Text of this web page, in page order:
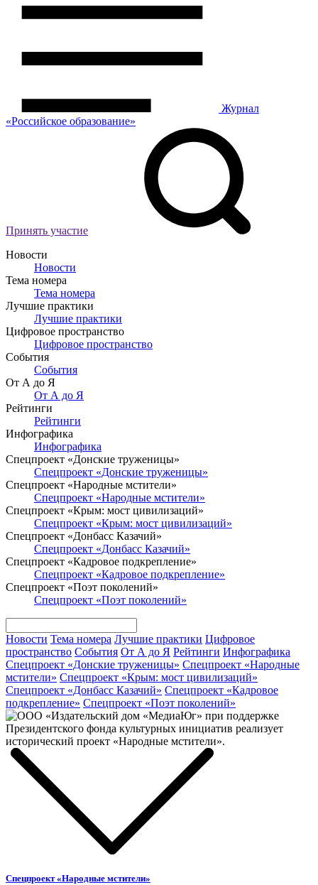
Журнал
«Российское образование»
Принять участие
Новости
Новости
Тема номера
Тема номера
Лучшие практики
Лучшие практики
Цифровое пространство
Цифровое пространство
События
События
От А до Я
От А до Я
Рейтинги
Рейтинги
Инфографика
Инфографика
Спецпроект «Донские труженицы»
Спецпроект «Донские труженицы»
Спецпроект «Народные мстители»
Спецпроект «Народные мстители»
Спецпроект «Крым: мост цивилизаций»
Спецпроект «Крым: мост цивилизаций»
Спецпроект «Донбасс Казачий»
Спецпроект «Донбасс Казачий»
Спецпроект «Кадровое подкрепление»
Спецпроект «Кадровое подкрепление»
Спецпроект «Поэт поколений»
Спецпроект «Поэт поколений»
Новости Тема номера Лучшие практики Цифровое
пространство События От А до Я Рейтинги Инфографика
Спецпроект «Донские труженицы» Спецпроект «Народные
мстители» Спецпроект «Крым: мост цивилизаций»
Спецпроект «Донбасс Казачий» Спецпроект «Кадровое
подкрепление» Спецпроект «Поэт поколений»
Спецпроект «Народные мстители»